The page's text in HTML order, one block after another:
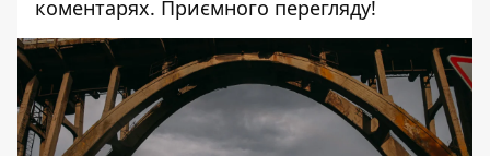
коментарях. Приємного перегляду!